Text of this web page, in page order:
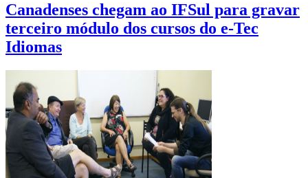
Canadenses chegam ao IFSul para gravar
terceiro módulo dos cursos do e-Tec
Idiomas